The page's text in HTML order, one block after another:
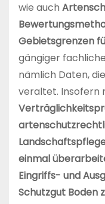
wie auch
Gebietsgrenzen
gängiger
nämlich Daten,
veraltet. Insofern
einmal
Eingriffs- und
Schutzgut Boden